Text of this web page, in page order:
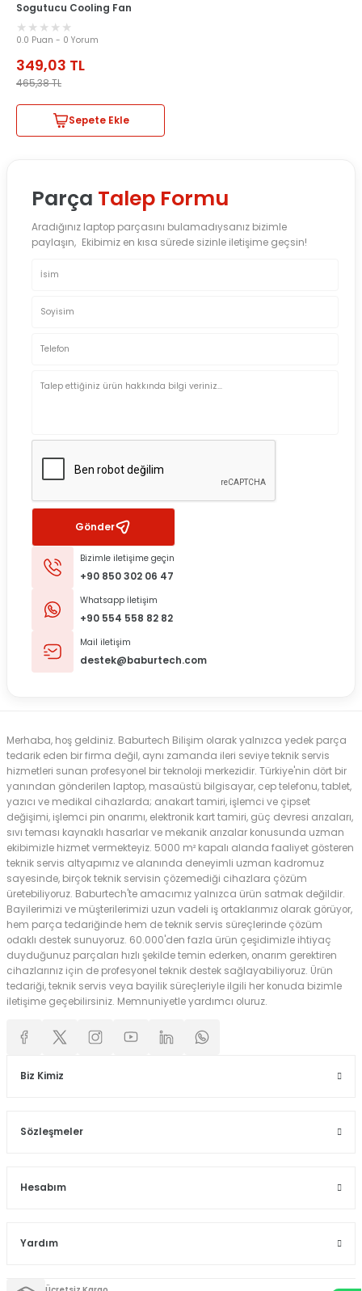
Sogutucu Cooling Fan
0.0 Puan - 0 Yorum
349,03 TL
465,38TL
Sepete Ekle
Parça Talep Formu
Aradığınız laptop parçasını bulamadıysanız bizimle
paylaşın, Ekibimiz en kısa sürede sizinle iletişime geçsin!
Gönder
Bizimle iletişime geçin
+90 850 302 06 47
Whatsapp İletişim
+90 554 558 82 82
Mail iletişim
destek@baburtech.com
Merhaba, hoş geldiniz. Baburtech Bilişim olarak yalnızca yedek parça
tedarik eden bir firma değil, aynı zamanda ileri seviye teknik servis
hizmetleri sunan profesyonel bir teknoloji merkezidir. Türkiye'nin dört bir
yanından gönderilen laptop, masaüstü bilgisayar, cep telefonu, tablet,
yazıcı ve medikal cihazlarda; anakart tamiri, işlemci ve çipset
değişimi, işlemci pin onarımı, elektronik kart tamiri, güç devresi arızaları,
sıvı teması kaynaklı hasarlar ve mekanik arızalar konusunda uzman
ekibimizle hizmet vermekteyiz. 5000 m² kapalı alanda faaliyet gösteren
teknik servis altyapımız ve alanında deneyimli uzman kadromuz
sayesinde, birçok teknik servisin çözemediği cihazlara çözüm
üretebiliyoruz. Baburtech'te amacımız yalnızca ürün satmak değildir.
Bayilerimizi ve müşterilerimizi uzun vadeli iş ortaklarımız olarak görüyor,
hem parça tedariğinde hem de teknik servis süreçlerinde çözüm
odaklı destek sunuyoruz. 60.000'den fazla ürün çeşidimizle ihtiyaç
duyduğunuz parçaları hızlı şekilde temin ederken, onarım gerektiren
cihazlarınız için de profesyonel teknik destek sağlayabiliyoruz. Ürün
tedariği, teknik servis veya bayilik süreçleriyle ilgili her konuda bizimle
iletişime geçebilirsiniz. Memnuniyetle yardımcı oluruz.
Biz Kimiz
Sözleşmeler
Hesabım
Yardım